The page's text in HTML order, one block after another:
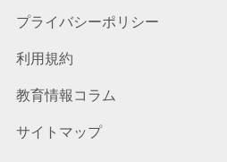
プライバシーポリシー
利用規約
教育情報コラム
サイトマップ